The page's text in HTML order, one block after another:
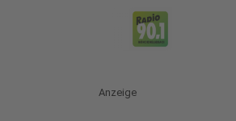
Anzeige